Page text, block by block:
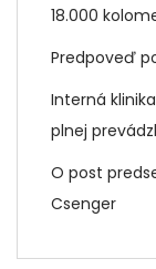
18.000
Predpoveď
Interná
plnej
O post
Csenger